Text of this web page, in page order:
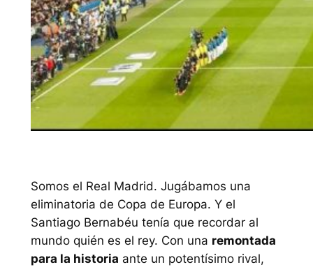
Somos el Real Madrid. Jugábamos una
eliminatoria de Copa de Europa. Y el
Santiago Bernabéu tenía que recordar al
mundo quién es el rey. Con una remontada
para la historia ante un potentísimo rival,